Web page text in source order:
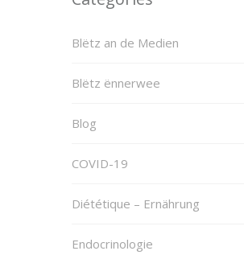
Blëtz an de Medien
Blëtz ënnerwee
Blog
COVID-19
Diététique – Ernährung
Endocrinologie